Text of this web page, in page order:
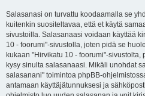
Salasanasi on turvattu koodaamalla se
kuitenkin suositeltavaa, että et käytä
sivustoilla. Salasanaasi voidaan käyttää
10 - foorumi"-sivustolla, joten pidä se
kukaan "Hirvikatu 10 - foorumi"-
kysy sinulta salasanaasi. Mikäli unohdat
salasanani" toimintoa phpBB-
antamaan käyttäjätunnuksesi ja